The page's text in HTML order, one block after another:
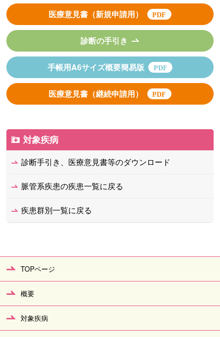
医療意見書（新規申請用）
診断の手引き
手帳用A6サイズ概要簡易版
医療意見書（継続申請用）
対象疾病
診断手引き、医療意見書等のダウンロード
脈管系疾患の疾患一覧に戻る
疾患群別一覧に戻る
TOPページ
概要
対象疾病